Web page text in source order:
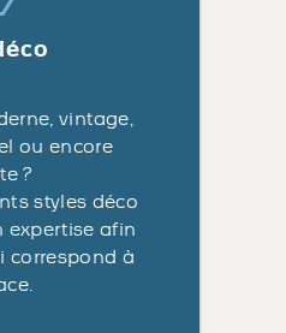
vintage,
ou encore
?
styles déco
expertise afin
correspond à